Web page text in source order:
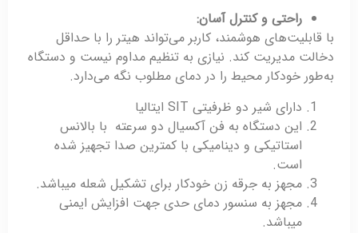
راحتی و کنترل آسان:
با قابلیت‌های هوشمند، کاربر می‌تواند هیتر را با حداقل
دخالت مدیریت کند. نیازی به تنظیم مداوم نیست و دستگاه
به‌طور خودکار محیط را در دمای مطلوب نگه می‌دارد.
دارای شیر دو ظرفیتی SIT ایتالیا
این دستگاه به فن آکسیال دو سرعته با بالانس
استاتیکی و دینامیکی با کمترین صدا تجهیز شده
است.
مجهز به جرقه زن خودکار برای تشکیل شعله میباشد.
مجهز به سنسور دمای حدی جهت افزایش ایمنی
میباشد.